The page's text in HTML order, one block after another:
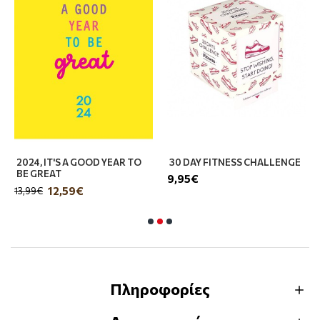
2024, IT'S A GOOD YEAR TO
BE GREAT
12,59€
13,99€
30 DAY FITNESS CHALLENGE
9,95€
Πληροφορίες